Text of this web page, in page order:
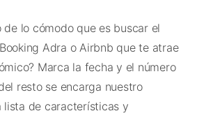
de lo cómodo que es buscar el
Adra o Airbnb que te atrae
Marca la fecha y el número
resto se encarga nuestro
lista de características y